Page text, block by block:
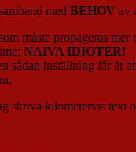
med BEHOV av
måste propageras
NAIVA IDIOTER!
sådan inställning får är
skriva kilometervis text